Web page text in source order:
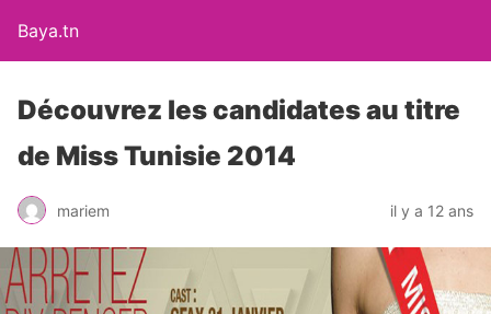
Baya.tn
Découvrez les candidates au titre
de Miss Tunisie 2014
mariem il y a 12 ans